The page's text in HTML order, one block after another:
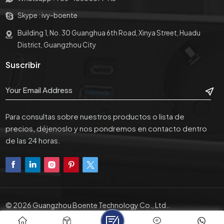
etiqueta del producto, el
código de barras y el
paquete colorido con el
logotipo del servicio OEM
MOQ.
paquete colorido con el
si coincide con nuestro
Skype : ivy-boente
Building 1, No. 30 Guanghua 6th Road, Xinya Street, Huadu
District, Guangzhou City
Suscribir
Para consultas sobre nuestros productos o lista de
precios, déjenoslo y nos pondremos en contacto dentro
de las 24 horas.
© 2026 Guangzhou Boente Technology Co., Ltd..
| Política De Privacidad
IPv6 Network Supported